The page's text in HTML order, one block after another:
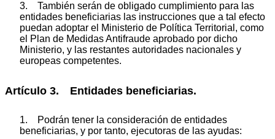
3. También serán de obligado cumplimiento para las
entidades beneficiarias las instrucciones que a tal efecto
puedan adoptar el Ministerio de Política Territorial, como
el Plan de Medidas Antifraude aprobado por dicho
Ministerio, y las restantes autoridades nacionales y
europeas competentes.
Artículo 3. Entidades beneficiarias.
1. Podrán tener la consideración de entidades
beneficiarias, y por tanto, ejecutoras de las ayudas: